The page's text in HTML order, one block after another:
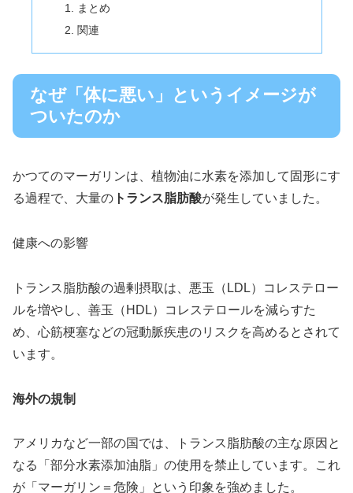
まとめ
関連
なぜ「体に悪い」というイメージが
ついたのか
かつてのマーガリンは、植物油に水素を添加して固形にす
る過程で、大量の トランス脂肪酸が発生していました。
健康への影響
トランス脂肪酸の過剰摂取は、悪玉（LDL）コレステロー
ルを増やし、善玉（HDL）コレステロールを減らすた
め、心筋梗塞などの冠動脈疾患のリスクを高めるとされて
います。
海外の規制
アメリカなど一部の国では、トランス脂肪酸の主な原因と
なる「部分水素添加油脂」の使用を禁止しています。これ
が「マーガリン＝危険」という印象を強めました。